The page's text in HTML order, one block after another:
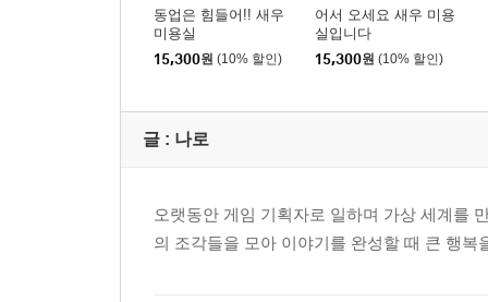
동업은 힘들어!! 새우
미용실
15,300원 (10% 할인)
어서 오세요 새우 미용
실입니다
15,300원 (10% 할인)
글 : 나로
오랫동안 게임 기획자로 일하며 가상 세계를
의 조각들을 모아 이야기를 완성할 때 큰 행복